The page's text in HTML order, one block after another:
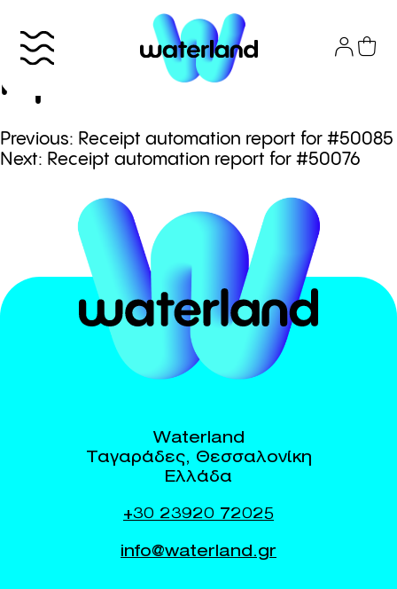
content
Το πάρκο
Attractions
Εισιτήρια
Receipt automation
report for #50082
Πλοήγηση
άρθρων
Previous: Receipt automation report for #50085
Next: Receipt automation report for #50076
Waterland
Ταγαράδες, Θεσσαλονίκη
Ελλάδα
+30 23920 72025
info@waterland.gr